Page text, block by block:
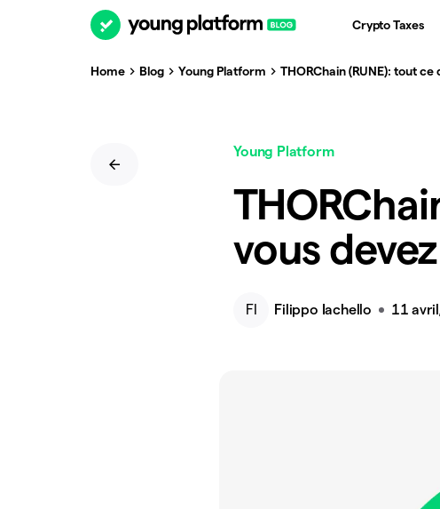
Crypto Taxes
Home Blog Young Platform THORChain (RUNE): tout
Young Platform
vous
FI Filippo Iachello 11